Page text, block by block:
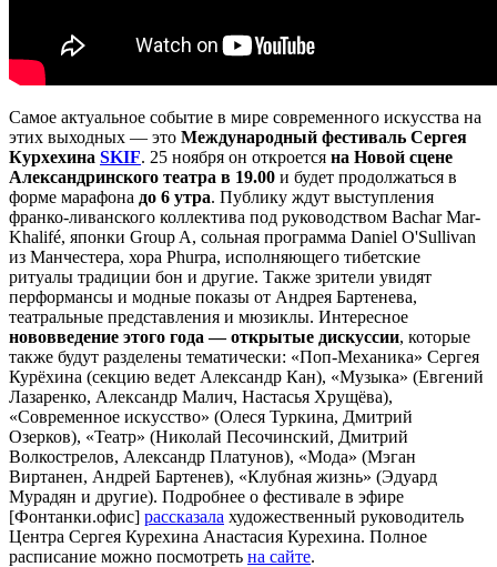
Самое актуальное событие в мире современного искусства на
этих выходных — это Международный фестиваль Сергея
Курхехина SKIF. 25 ноября он откроется на Новой сцене
Александринского театра в 19.00 и будет продолжаться в
форме марафона до 6 утра. Публику ждут выступления
франко-ливанского коллектива под руководством Bachar Mar-
Khalifé, японки Group A, сольная программа Daniel O'Sullivan
из Манчестера, хора Phurpa, исполняющего тибетские
ритуалы традиции бон и другие. Также зрители увидят
перформансы и модные показы от Андрея Бартенева,
театральные представления и мюзиклы. Интересное
нововведение этого года — открытые дискуссии, которые
также будут разделены тематически: «Поп-Механика» Сергея
Курёхина (секцию ведет Александр Кан), «Музыка» (Евгений
Лазаренко, Александр Малич, Настасья Хрущёва),
«Современное искусство» (Олеся Туркина, Дмитрий
Озерков), «Театр» (Николай Песочинский, Дмитрий
Волкострелов, Александр Платунов), «Мода» (Мэган
Виртанен, Андрей Бартенев), «Клубная жизнь» (Эдуард
Мурадян и другие). Подробнее о фестивале в эфире
[Фонтанки.офис] рассказала художественный руководитель
Центра Сергея Курехина Анастасия Курехина. Полное
расписание можно посмотреть на сайте.